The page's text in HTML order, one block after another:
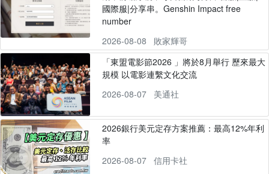
國際服|分享串。Genshin Impact free
number
2026-08-08
敗家輝哥
「東盟電影節2026 」將於8月舉行 歷來最大
規模 以電影連繫文化交流
2026-08-07
美通社
2026銀行美元定存方案推薦：最高12%年利
率
2026-08-07
信用卡社